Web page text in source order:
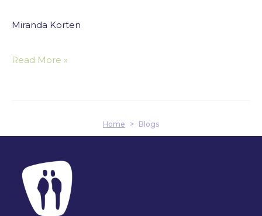
Miranda Korten
Read More »
Home > Blogs